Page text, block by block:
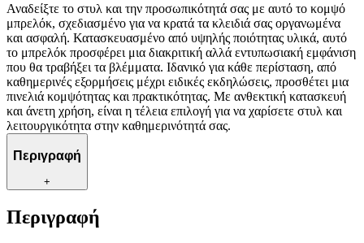
Αναδείξτε το στυλ και την προσωπικότητά σας με αυτό το κομψό
μπρελόκ, σχεδιασμένο για να κρατά τα κλειδιά σας οργανωμένα
και ασφαλή. Κατασκευασμένο από υψηλής ποιότητας υλικά, αυτό
το μπρελόκ προσφέρει μια διακριτική αλλά εντυπωσιακή εμφάνιση
που θα τραβήξει τα βλέμματα. Ιδανικό για κάθε περίσταση, από
καθημερινές εξορμήσεις μέχρι ειδικές εκδηλώσεις, προσθέτει μια
πινελιά κομψότητας και πρακτικότητας. Με ανθεκτική κατασκευή
και άνετη χρήση, είναι η τέλεια επιλογή για να χαρίσετε στυλ και
λειτουργικότητα στην καθημερινότητά σας.
Περιγραφή
+
Περιγραφή